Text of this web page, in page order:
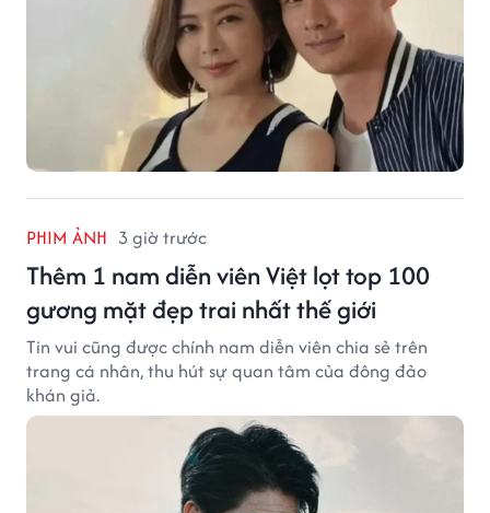
PHIM ẢNH 3 giờ trước
Thêm 1 nam diễn viên Việt lọt top 100
gương mặt đẹp trai nhất thế giới
Tin vui cũng được chính nam diễn viên chia sẻ trên
trang cá nhân, thu hút sự quan tâm của đông đảo
khán giả.